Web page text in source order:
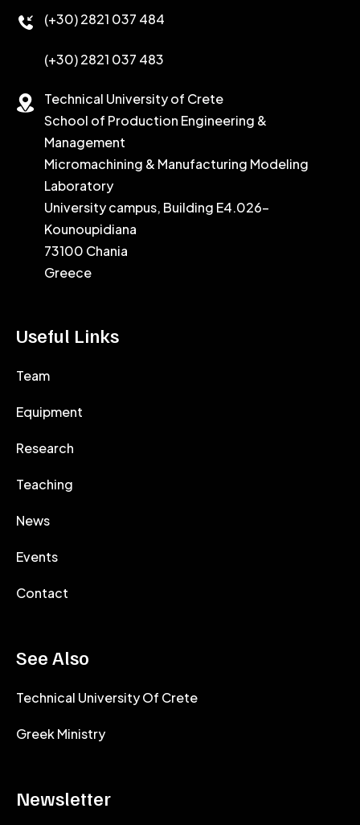
(+30) 2821 037 484
(+30) 2821 037 483
Technical University of Crete
School of Production Engineering &
Management
Micromachining & Manufacturing Modeling
Laboratory
University campus, Building E4.026-
Kounoupidiana
73100 Chania
Greece
Useful Links
Team
Equipment
Research
Teaching
News
Events
Contact
See Also
Technical University Of Crete
Greek Ministry
Newsletter